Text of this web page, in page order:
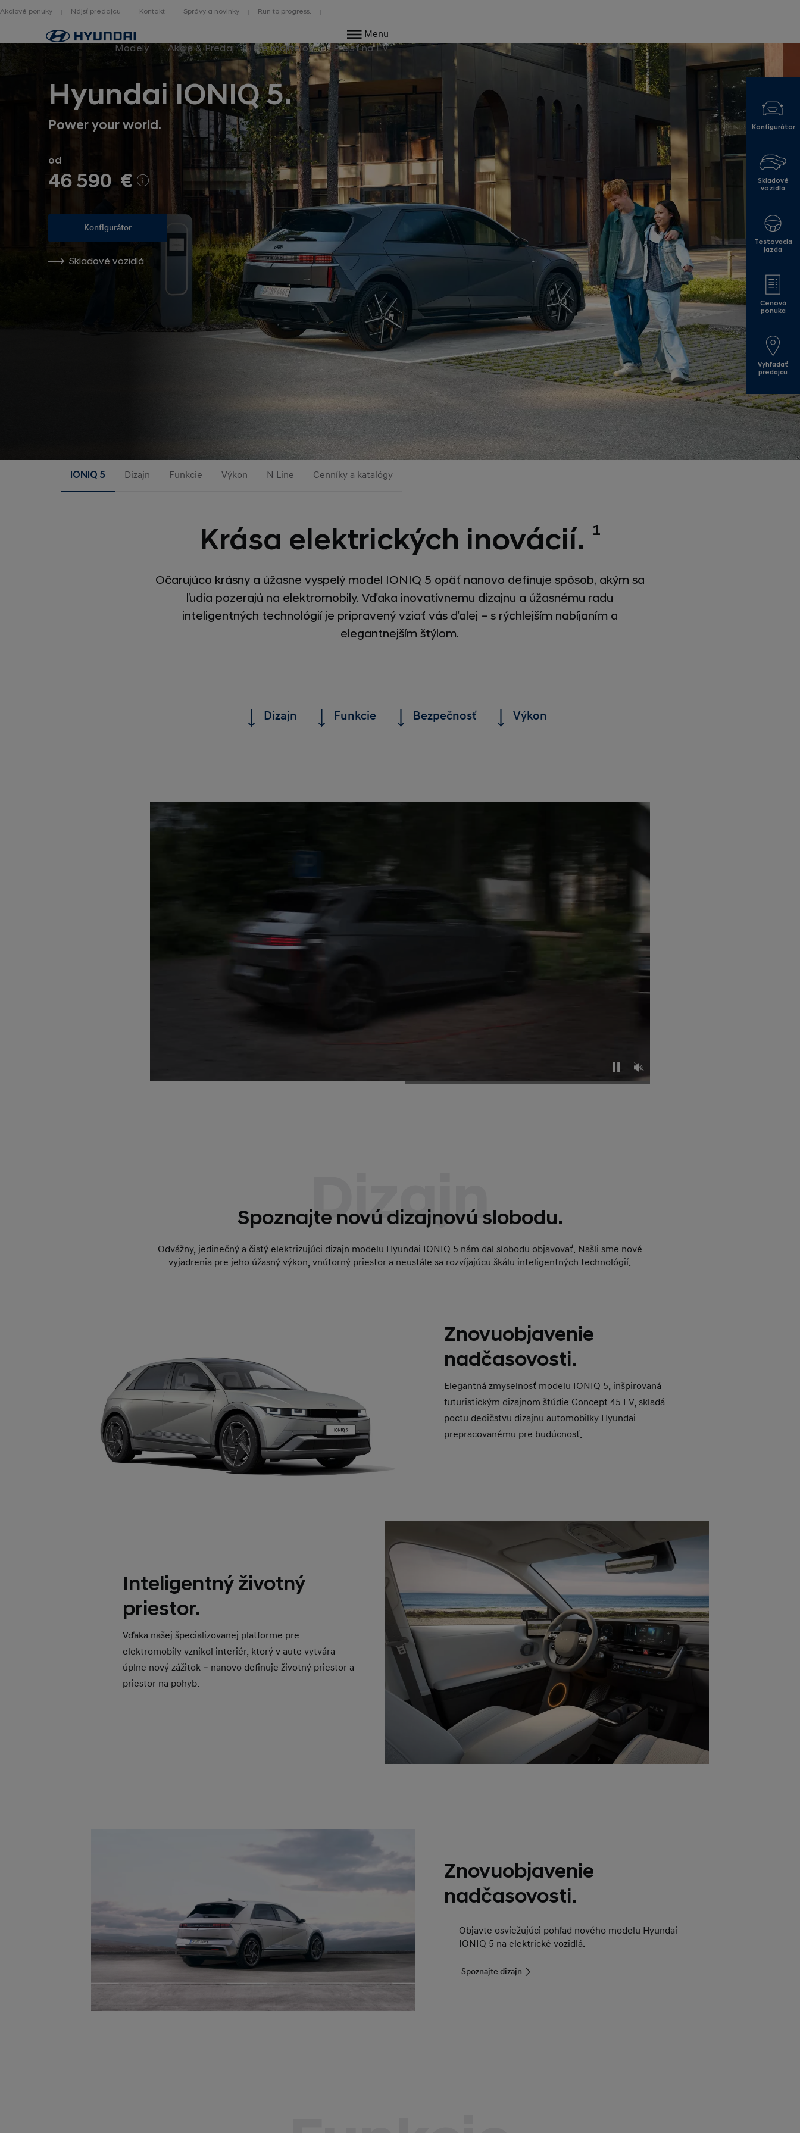
Akciové ponuky Nájsť predajcu Kontakt Správy a novinky Run to progress.
Hlavná
stránka
Modely Akcie & Predaj Pre majiteľov Prejsť na EV
Menu
Hyundai IONIQ 5.
Power your world.
od
46 590 €
Konfigurátor
Skladové vozidlá
IONIQ 5 Dizajn Funkcie Výkon N Line Cenníky a katalógy
Krása elektrických inovácií. 1
Očarujúco krásny a úžasne vyspelý model IONIQ 5 opäť nanovo definuje spôsob, akým sa
ľudia pozerajú na elektromobily. Vďaka inovatívnemu dizajnu a úžasnému radu
inteligentných technológií je pripravený vziať vás ďalej – s rýchlejším nabíjaním a
elegantnejším štýlom.
Konfigurátor
Skladové
vozidlá
Testovacia
jazda
Cenová
ponuka
Vyhľadať
predajcu
Dizajn Funkcie Bezpečnosť Výkon
Dizajn
Spoznajte novú dizajnovú slobodu.
Odvážny, jedinečný a čistý elektrizujúci dizajn modelu Hyundai IONIQ 5 nám dal slobodu objavovať. Našli sme nové
vyjadrenia pre jeho úžasný výkon, vnútorný priestor a neustále sa rozvíjajúcu škálu inteligentných technológií.
Znovuobjavenie
nadčasovosti.
Elegantná zmyselnosť modelu IONIQ 5, inšpirovaná
futuristickým dizajnom štúdie Concept 45 EV, skladá
poctu dedičstvu dizajnu automobilky Hyundai
prepracovanému pre budúcnosť.
Inteligentný životný
priestor.
Vďaka našej špecializovanej platforme pre
elektromobily vznikol interiér, ktorý v aute vytvára
úplne nový zážitok – nanovo definuje životný priestor a
priestor na pohyb.
Znovuobjavenie
nadčasovosti.
Objavte osviežujúci pohľad nového modelu Hyundai
IONIQ 5 na elektrické vozidlá.
Spoznajte dizajn​